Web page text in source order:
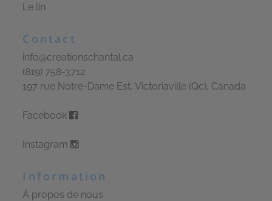
Le lin
Contact
info@creationschantal.ca
(819) 758-3712
197 rue Notre-Dame Est, Victoriaville (Qc), Canada
Facebook
Instagram
Information
À propos de nous